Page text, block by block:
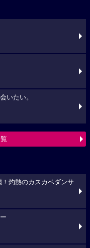
いたい。
灼熱のカスカベダンサ